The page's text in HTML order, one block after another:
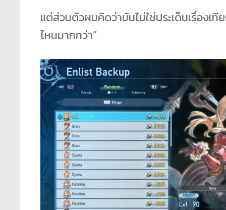
แต่ส่วนตัวผมคิดว่ามันไม่ใช่ประเด็นเรื่องเ
ไหนมากกว่า”